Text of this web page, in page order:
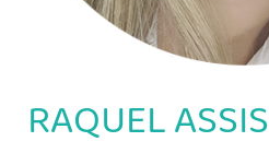
RAQUEL ASSIS